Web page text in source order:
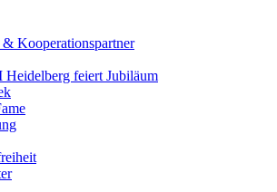
& Kooperationspartner
feiert Jubiläum